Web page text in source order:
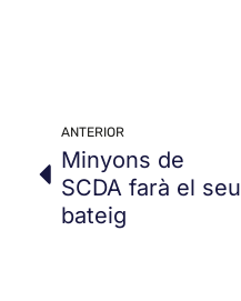
ANTERIOR
Minyons de
SCDA farà el seu
bateig